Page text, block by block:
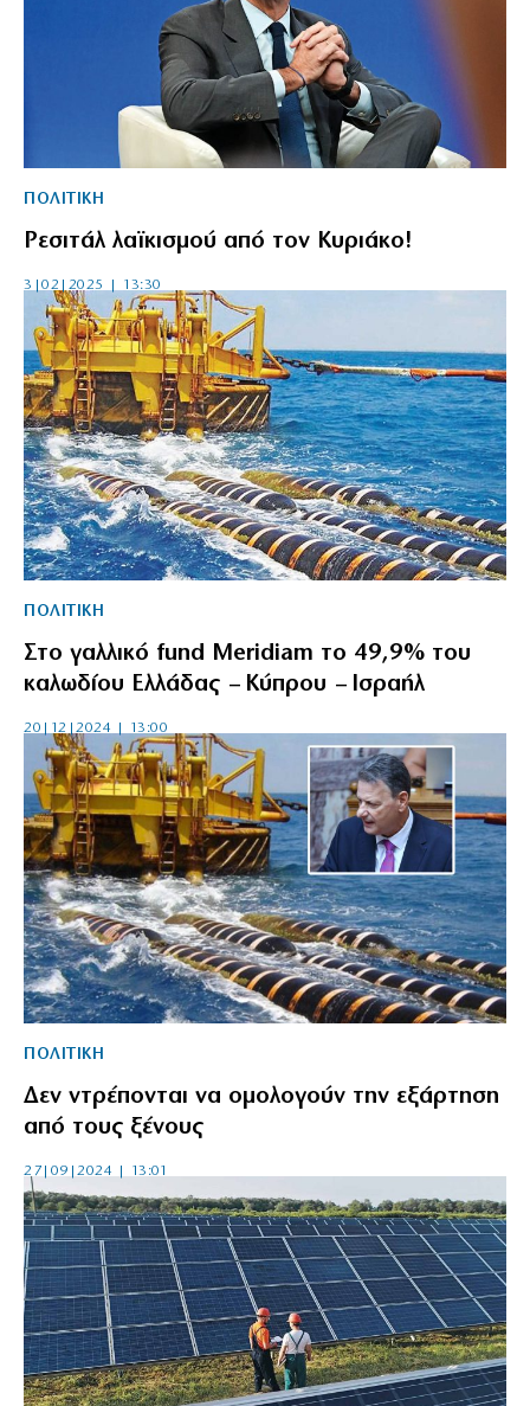
ΠΟΛΙΤΙΚΗ
Ρεσιτάλ λαϊκισμού από τον Κυριάκο!
3|02|2025 | 13:30
ΠΟΛΙΤΙΚΗ
Στο γαλλικό fund Meridiam το 49,9% του
καλωδίου Ελλάδας – Κύπρου – Ισραήλ
20|12|2024 | 13:00
ΠΟΛΙΤΙΚΗ
Δεν ντρέπονται να ομολογούν την εξάρτηση
από τους ξένους
27|09|2024 | 13:01